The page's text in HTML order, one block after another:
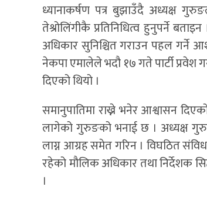
ध्यानाकर्षण पत्र बुझाउँदै अध्यक्ष
तेश्रोलिंगीकै प्रतिनिधित्व हुनुपर्ने
अधिकार सुनिश्चित गराउन पहल गर्ने
नेकपा एमालेले भदौ १७ गते पार्टी प्रवेश
दिएको थियो ।
समानुपातिमा राख्ने भनेर आश्वासन
लागेको गुरुङको भनाई छ । अध्यक्ष
लाग्न आग्रह समेत गरिन । विघठित
रहेको मौलिक अधिकार तथा निर्देशक
।